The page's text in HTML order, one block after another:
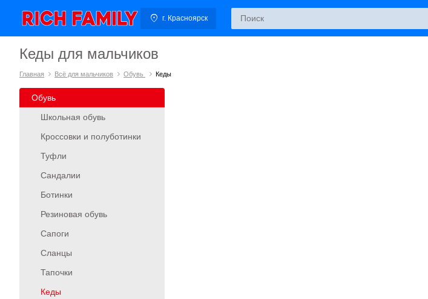
г. Красноярск
Кеды для мальчиков
Главная Всё для мальчиков Обувь Кеды
Обувь
Школьная обувь
Кроссовки и полуботинки
Туфли
Сандалии
Ботинки
Резиновая обувь
Сапоги
Сланцы
Тапочки
Кеды